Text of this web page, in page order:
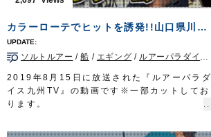
■使用製品
ザイト・白の道糸
スズ バラサ
Do!Fishing 毎週土曜日 8:30～8:45放送※
第3土曜日は放送休止
https://s.mxtv.jp/variety/do_fishing/
OWNERMOVIE
http://ownertv.jp/
オーナーばりwebsite
カラーローテでヒットを誘発!!山口県川尻沖のオモリグゲーム
ソルトルアー /船 / エギング / ルアーパラダイス九州TV
2019年8月15日に放送された『ルアーパラダ
イス九州TV』の動画です※一部カットしてお
ります。
門市川尻沖のオモリグゲームでケンサキイカ